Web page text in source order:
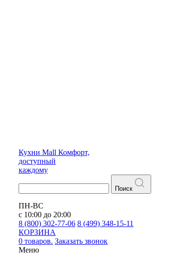
Кухни Mall Комфорт,
доступный
каждому
Поиск
ПН-ВС
с 10:00 до 20:00
8 (800) 302-77-06 8 (499) 348-15-11
КОРЗИНА
0 товаров. Заказать звонок
Меню